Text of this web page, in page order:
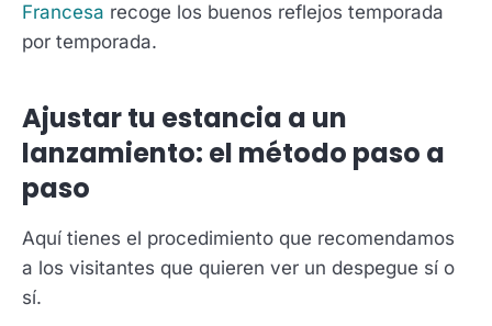
Francesa recoge los buenos reflejos temporada
por temporada.
Ajustar tu estancia a un
lanzamiento: el método paso a
paso
Aquí tienes el procedimiento que recomendamos
a los visitantes que quieren ver un despegue sí o
sí.